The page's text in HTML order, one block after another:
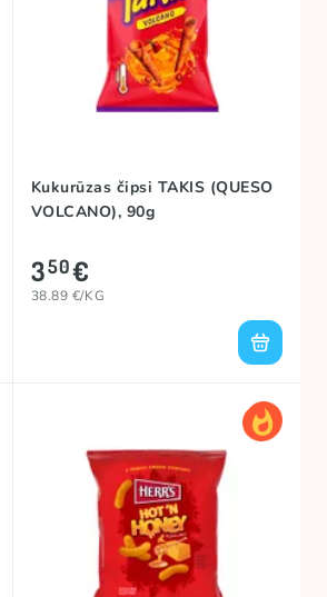
Kukurūzas čipsi TAKIS (QUESO
VOLCANO), 90g
350€
38.89 €/KG